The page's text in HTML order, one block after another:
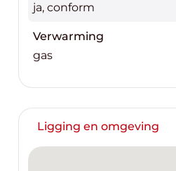
ja, conform
Verwarming
gas
Ligging en omgeving